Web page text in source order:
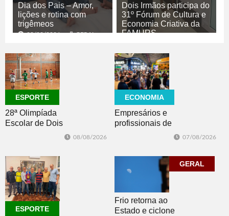
Dia dos Pais – Amor,
lições e rotina com
trigêmeos
08/08/2026 GERAL
Dois Irmãos participa do
31º Fórum de Cultura e
Economia Criativa da
FAMURS
CULTURA
ESPORTE
28ª Olimpíada
Escolar de Dois
08/08/2026
ECONOMIA
Empresários e
profissionais de
07/08/2026
ESPORTE
GERAL
Frio retorna ao
Estado e ciclone